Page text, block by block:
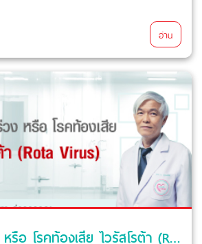
อ่าน
โรคอุจจาระร่วง หรือ โรคท้องเสีย ไวรัสโรต้า (Rota Virus)